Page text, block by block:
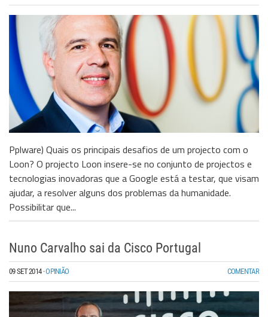
Pplware) Quais os principais desafios de um projecto com o
Loon? O projecto Loon insere-se no conjunto de projectos e
tecnologias inovadoras que a Google está a testar, que visam
ajudar, a resolver alguns dos problemas da humanidade.
Possibilitar que...
Nuno Carvalho sai da Cisco Portugal
09 SET 2014·OPINIÃO COMENTAR